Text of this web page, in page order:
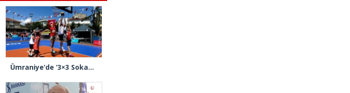
Ümraniye’de ‘3×3 Sokak Basketbolu’ heyecanı yaşandı